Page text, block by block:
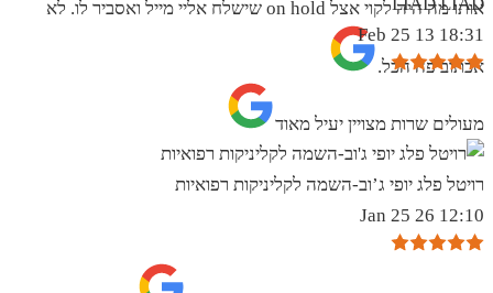
אותו מה היה לקוי אצל on hold שישלח אליי מייל ואסביר לו. לא
אכתוב פה הכל.
LIAD LIAD
18:31 13 Feb 25
מעולים שרות מצויין יעיל מאוד
רויטל פלג יופי ג’וב-השמה לקליניקות רפואיות
12:10 26 Jan 25